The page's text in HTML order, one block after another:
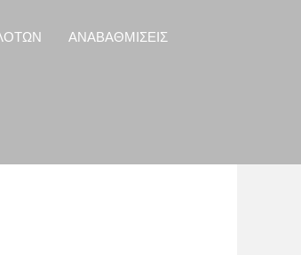
ΑΝΑΒΑΘΜΙΣΕΙΣ